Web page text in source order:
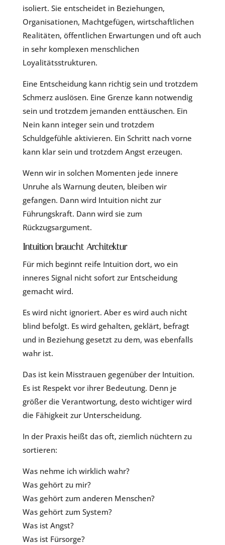
isoliert. Sie entscheidet in Beziehungen,
Organisationen, Machtgefügen, wirtschaftlichen
Realitäten, öffentlichen Erwartungen und oft auch
in sehr komplexen menschlichen
Loyalitätsstrukturen.
Eine Entscheidung kann richtig sein und trotzdem
Schmerz auslösen. Eine Grenze kann notwendig
sein und trotzdem jemanden enttäuschen. Ein
Nein kann integer sein und trotzdem
Schuldgefühle aktivieren. Ein Schritt nach vorne
kann klar sein und trotzdem Angst erzeugen.
Wenn wir in solchen Momenten jede innere
Unruhe als Warnung deuten, bleiben wir
gefangen. Dann wird Intuition nicht zur
Führungskraft. Dann wird sie zum
Rückzugsargument.
Intuition braucht Architektur
Für mich beginnt reife Intuition dort, wo ein
inneres Signal nicht sofort zur Entscheidung
gemacht wird.
Es wird nicht ignoriert. Aber es wird auch nicht
blind befolgt. Es wird gehalten, geklärt, befragt
und in Beziehung gesetzt zu dem, was ebenfalls
wahr ist.
Das ist kein Misstrauen gegenüber der Intuition.
Es ist Respekt vor ihrer Bedeutung. Denn je
größer die Verantwortung, desto wichtiger wird
die Fähigkeit zur Unterscheidung.
In der Praxis heißt das oft, ziemlich nüchtern zu
sortieren:
Was nehme ich wirklich wahr?
Was gehört zu mir?
Was gehört zum anderen Menschen?
Was gehört zum System?
Was ist Angst?
Was ist Fürsorge?